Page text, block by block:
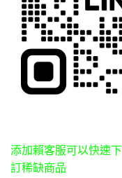
添加賴客服可以快速
訂稀缺商品